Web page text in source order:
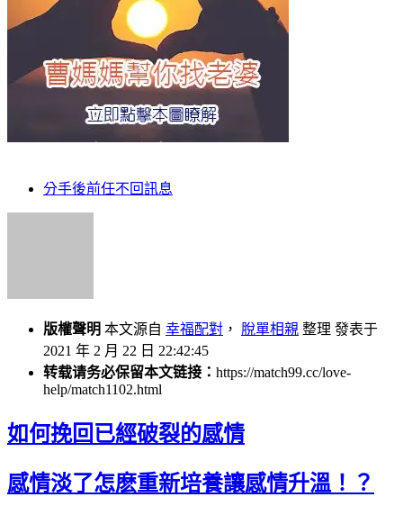
分手後前任不回訊息
版權聲明 本文源自 幸福配對 ， 脫單相親 整理 發表于
2021 年 2 月 22 日 22:42:45
转载请务必保留本文链接： https://match99.cc/love-
help/match1102.html
如何挽回已經破裂的感情
感情淡了怎麽重新培養讓感情升溫！？